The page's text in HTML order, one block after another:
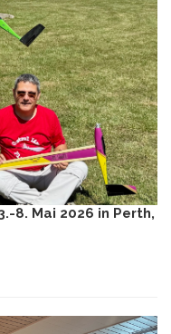
8. Mai 2026 in Perth,